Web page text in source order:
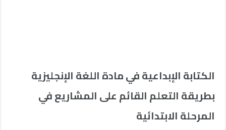
الكتابة الإبداعية في مادة اللغة الإنجليزية
بطريقة التعلم القائم على المشاريع في
المرحلة الابتدائية